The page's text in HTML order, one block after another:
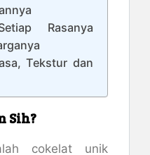
Rasanya
Tekstur dan
Sih?
cokelat unik